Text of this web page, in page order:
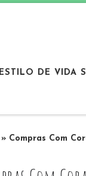
ESTILO DE VIDA
» Compras Com